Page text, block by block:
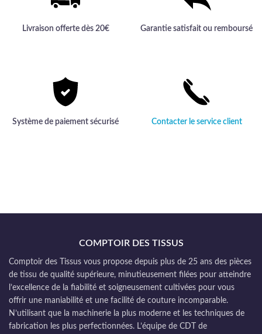
Livraison offerte dès 20€ Garantie satisfait ou remboursé
Système de paiement sécurisé Contacter le service client
COMPTOIR DES TISSUS
Comptoir des Tissus vous propose depuis plus de 25 ans des pièces
de tissu de qualité supérieure, minutieusement filées pour atteindre
l’excellence de la fiabilité et soigneusement cultivées pour vous
offrir une maniabilité et une facilité de couture incomparable.
N’utilisant que la machinerie la plus moderne et les techniques de
fabrication les plus perfectionnées. L’équipe de CDT de